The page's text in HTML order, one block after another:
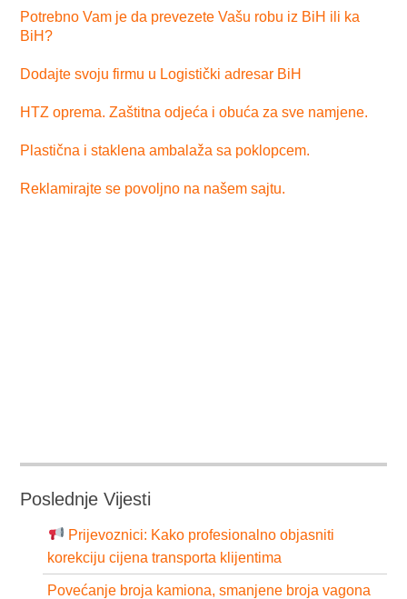
Potrebno Vam je da prevezete Vašu robu iz BiH ili ka
BiH?
Dodajte svoju firmu u Logistički adresar BiH
HTZ oprema. Zaštitna odjeća i obuća za sve namjene.
Plastična i staklena ambalaža sa poklopcem.
Reklamirajte se povoljno na našem sajtu.
Poslednje Vijesti
Prijevoznici: Kako profesionalno objasniti
korekciju cijena transporta klijentima
Povećanje broja kamiona, smanjene broja vagona